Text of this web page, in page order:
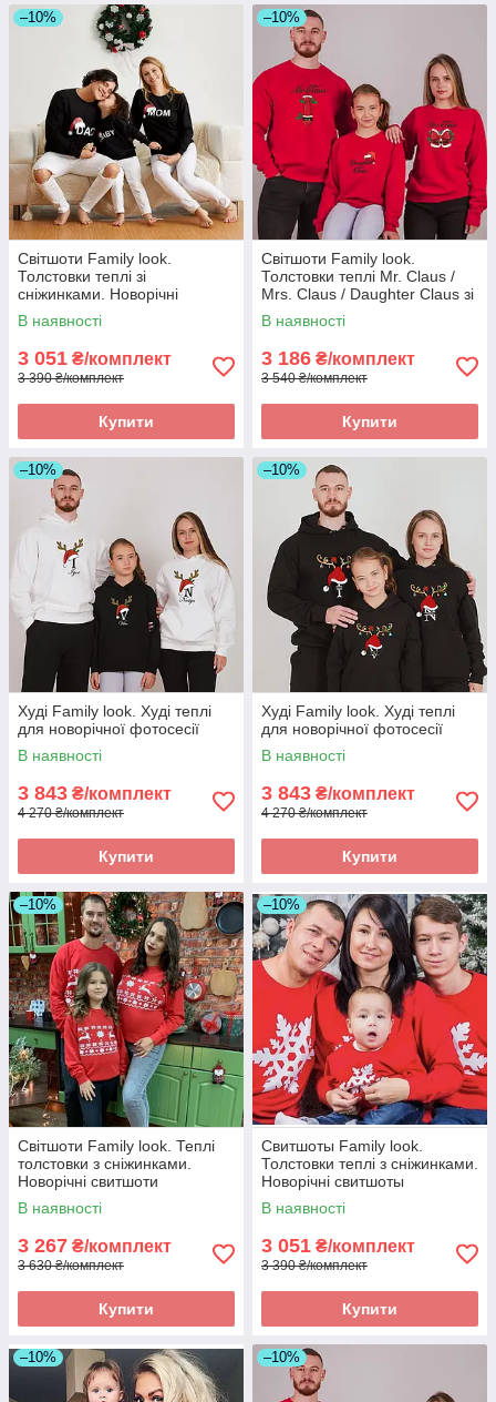
–10%
Світшоти Family look.
Толстовки теплі зі
сніжинками. Новорічні
світшоти
В наявності
3 051 ₴/комплект
3 390 ₴/комплект
Купити
–10%
Світшоти Family look.
Толстовки теплі Mr. Claus /
Mrs. Claus / Daughter Claus зі
святковими надписами.
Новорічні світшоти
В наявності
3 186 ₴/комплект
3 540 ₴/комплект
Купити
–10%
Худі Family look. Худі теплі
для новорічної фотосесії
В наявності
3 843 ₴/комплект
4 270 ₴/комплект
Купити
–10%
Худі Family look. Худі теплі
для новорічної фотосесії
В наявності
3 843 ₴/комплект
4 270 ₴/комплект
Купити
–10%
Світшоти Family look. Теплі
толстовки з сніжинками.
Новорічні свитшоти
В наявності
3 267 ₴/комплект
3 630 ₴/комплект
Купити
–10%
Свитшоты Family look.
Толстовки теплі з сніжинками.
Новорічні свитшоты
В наявності
3 051 ₴/комплект
3 390 ₴/комплект
Купити
–10% –10%